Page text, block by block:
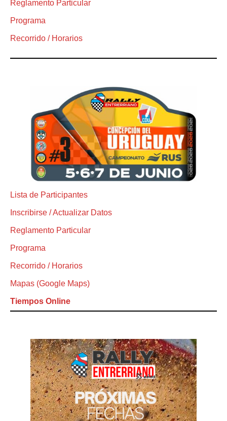
Reglamento Particular
Programa
Recorrido / Horarios
Lista de Participantes
Inscribirse / Actualizar Datos
Reglamento Particular
Programa
Recorrido / Horarios
Mapas (Google Maps)
Tiempos Online